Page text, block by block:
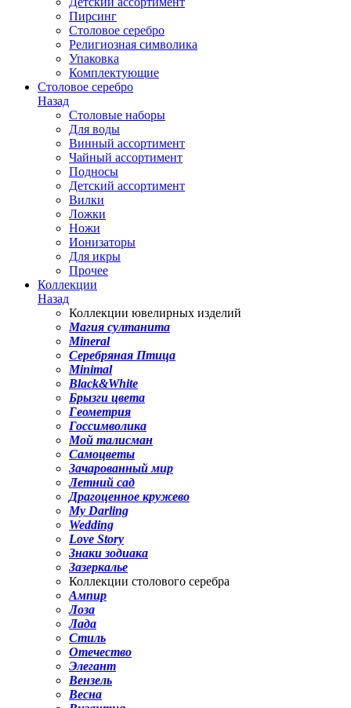
Пирсинг
Столовое серебро
Религиозная символика
Упаковка
Комплектующие
Столовое серебро
Назад
Столовые наборы
Для воды
Винный ассортимент
Чайный ассортимент
Подносы
Детский ассортимент
Вилки
Ложки
Ножи
Ионизаторы
Для икры
Прочее
Коллекции
Назад
Коллекции ювелирных изделий
Магия султанита
Mineral
Серебряная Птица
Minimal
Black&White
Брызги цвета
Геометрия
Госсимволика
Мой талисман
Самоцветы
Зачарованный мир
Летний сад
Драгоценное кружево
My Darling
Wedding
Love Story
Знаки зодиака
Зазеркалье
Коллекции столового серебра
Ампир
Лоза
Лада
Стиль
Отечество
Элегант
Вензель
Весна